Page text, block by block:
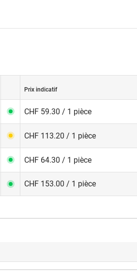
Prix indicatif
CHF 59.30 / 1 pièce
CHF 113.20 / 1 pièce
CHF 64.30 / 1 pièce
CHF 153.00 / 1 pièce